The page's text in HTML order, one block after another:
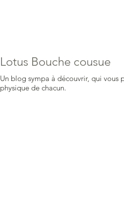
Lotus Bouche cousue
Un blog sympa à découvrir, qui vous
physique de chacun.